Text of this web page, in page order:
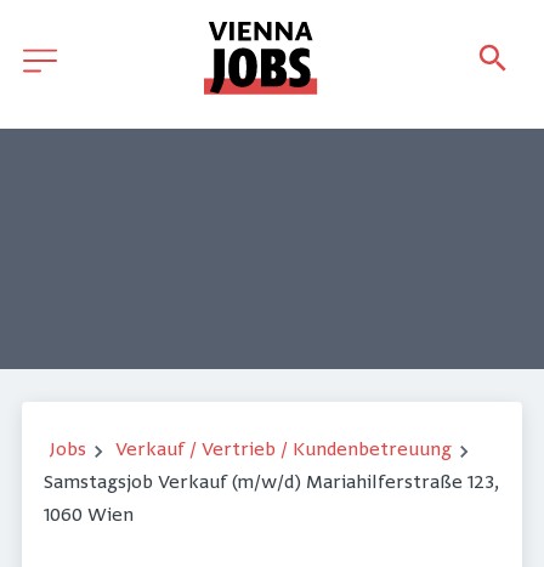
Jobs
Verkauf / Vertrieb / Kundenbetreuung
Samstagsjob Verkauf (m/w/d) Mariahilferstraße 123,
1060 Wien